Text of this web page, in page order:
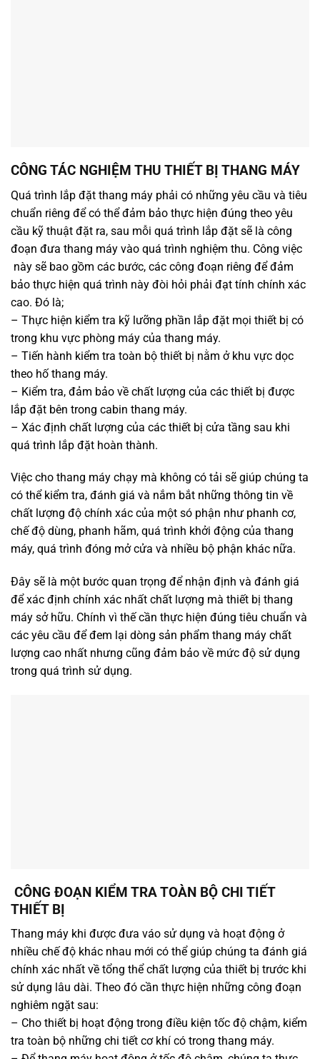
CÔNG TÁC NGHIỆM THU THIẾT BỊ THANG MÁY
Quá trình lắp đặt thang máy phải có những yêu cầu và tiêu
chuẩn riêng để có thể đảm bảo thực hiện đúng theo yêu
cầu kỹ thuật đặt ra, sau mỗi quá trình lắp đặt sẽ là công
đoạn đưa thang máy vào quá trình nghiệm thu. Công việc
này sẽ bao gồm các bước, các công đoạn riêng để đảm
bảo thực hiện quá trình này đòi hỏi phải đạt tính chính xác
cao. Đó là;
– Thực hiện kiểm tra kỹ lưỡng phần lắp đặt mọi thiết bị có
trong khu vực phòng máy của thang máy.
– Tiến hành kiểm tra toàn bộ thiết bị nằm ở khu vực dọc
theo hố thang máy.
– Kiểm tra, đảm bảo về chất lượng của các thiết bị được
lắp đặt bên trong cabin thang máy.
– Xác định chất lượng của các thiết bị cửa tầng sau khi
quá trình lắp đặt hoàn thành.
Việc cho thang máy chạy mà không có tải sẽ giúp chúng ta
có thể kiểm tra, đánh giá và nắm bắt những thông tin về
chất lượng độ chính xác của một só phận như phanh cơ,
chế độ dùng, phanh hãm, quá trình khởi động của thang
máy, quá trình đóng mở cửa và nhiều bộ phận khác nữa.
Đây sẽ là một bước quan trọng để nhận định và đánh giá
để xác định chính xác nhất chất lượng mà thiết bị thang
máy sở hữu. Chính vì thế cần thực hiện đúng tiêu chuẩn và
các yêu cầu để đem lại dòng sản phẩm thang máy chất
lượng cao nhất nhưng cũng đảm bảo về mức độ sử dụng
trong quá trình sử dụng.
CÔNG ĐOẠN KIỂM TRA TOÀN BỘ CHI TIẾT
THIẾT BỊ
Thang máy khi được đưa váo sử dụng và hoạt động ở
nhiều chế độ khác nhau mới có thể giúp chúng ta đánh giá
chính xác nhất về tổng thể chất lượng của thiết bị trước khi
sử dụng lâu dài. Theo đó cần thực hiện những công đoạn
nghiêm ngặt sau:
– Cho thiết bị hoạt động trong điều kiện tốc độ chậm, kiểm
tra toàn bộ những chi tiết cơ khí có trong thang máy.